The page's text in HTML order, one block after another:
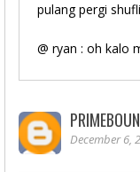
pulang pergi
@ ryan : oh kalo
December 6,